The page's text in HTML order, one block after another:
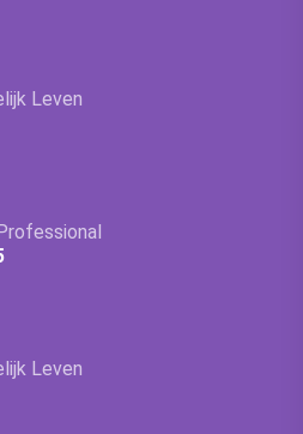
Leven
Leven